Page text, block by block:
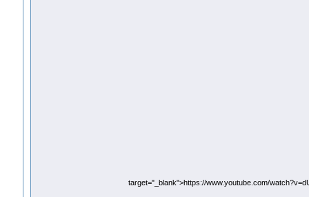
target="_blank">https://www.youtube.com/